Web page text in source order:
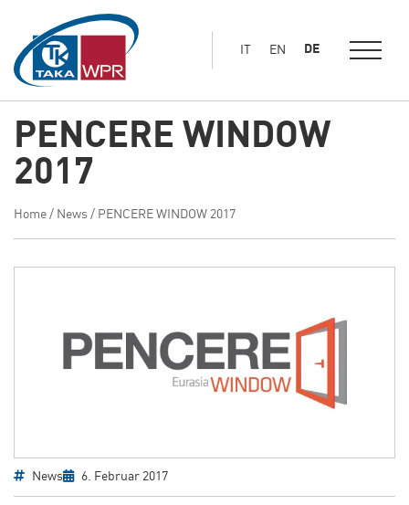
springen
IT EN DE
PENCERE WINDOW
2017
Home / News / PENCERE WINDOW 2017
News 6. Februar 2017